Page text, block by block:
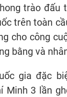
trào đấu
trên toàn
cho công
bằng và
gia đặc
Minh 3 lần